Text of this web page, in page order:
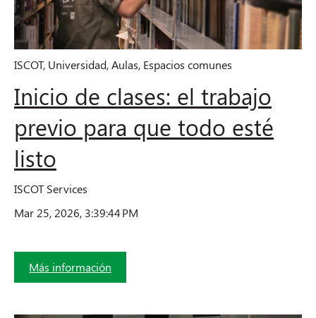
ISCOT, Universidad,Aulas, Espacios comunes
Inicio de clases: el trabajo
previo para que todo esté
listo
ISCOT Services
Mar 25, 2026, 3:39:44 PM
Más información